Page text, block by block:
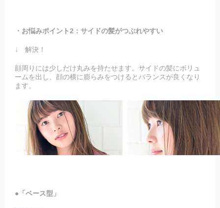
・お悩みポイント2：サイドの髪がつぶれやすい
↓ 解決！
顔周りには少しだけ丸みを持たせます。サイドの髪にボリュ
ームを出し、顔の横に膨らみをつけるとバランスが良くなり
ます。
●「ベース型」